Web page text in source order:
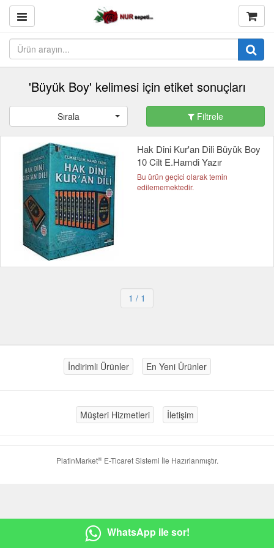
'Büyük Boy' kelimesi için etiket sonuçları
Sırala Filtrele
Hak Dini Kur'an Dili Büyük Boy
10 Cilt E.Hamdi Yazır
Bu ürün geçici olarak temin
edilememektedir.
1 / 1
İndirimli Ürünler En Yeni Ürünler
Müşteri Hizmetleri İletişim
PlatinMarket®E-Ticaret Sistemi İle Hazırlanmıştır.
WhatsApp ile sor!